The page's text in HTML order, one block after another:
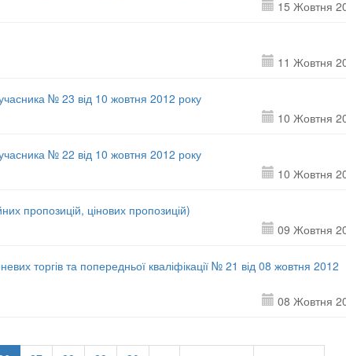
15 Жовтня
11 Жовтня
№ 23 від 10 жовтня 2012 року
10 Жовтня
№ 22 від 10 жовтня 2012 року
10 Жовтня
пропозицій, цінових пропозицій)
09 Жовтня
торгів та попередньої кваліфікації № 21 від 08 жовтня 2012
08 Жовтня